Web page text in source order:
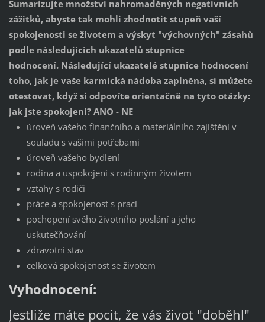
Sumarizujte množství nahromaděných negativních
zážitků, abyste tak mohli zhodnotit stupeň vaší
spokojenosti se životem a výskyt "výchovných" zásahů
podle následujících ukazatelů stupnice
hodnocení. Následující ukazatelé stupnice hodnocení
toho, jak je vaše karmická nádoba zaplněna, si můžete
otestovat, když si odpovíte orientačně na tyto otázky:
Jak jste spokojeni? ANO - NE
úroveň vašeho finančního a materiálního zajištění v
souladu s vašimi potřebami
úroveň vašeho bydlení
rodina a uspokojení s rodinným životem
vztahy s rodiči
práce a spokojenost s prací
pochopení svého životního poslání a jeho
uskutečňování
zdravotní stav
celková spokojenost se životem
Vyhodnocení:
Jestliže máte pocit, že vás život "doběhl"